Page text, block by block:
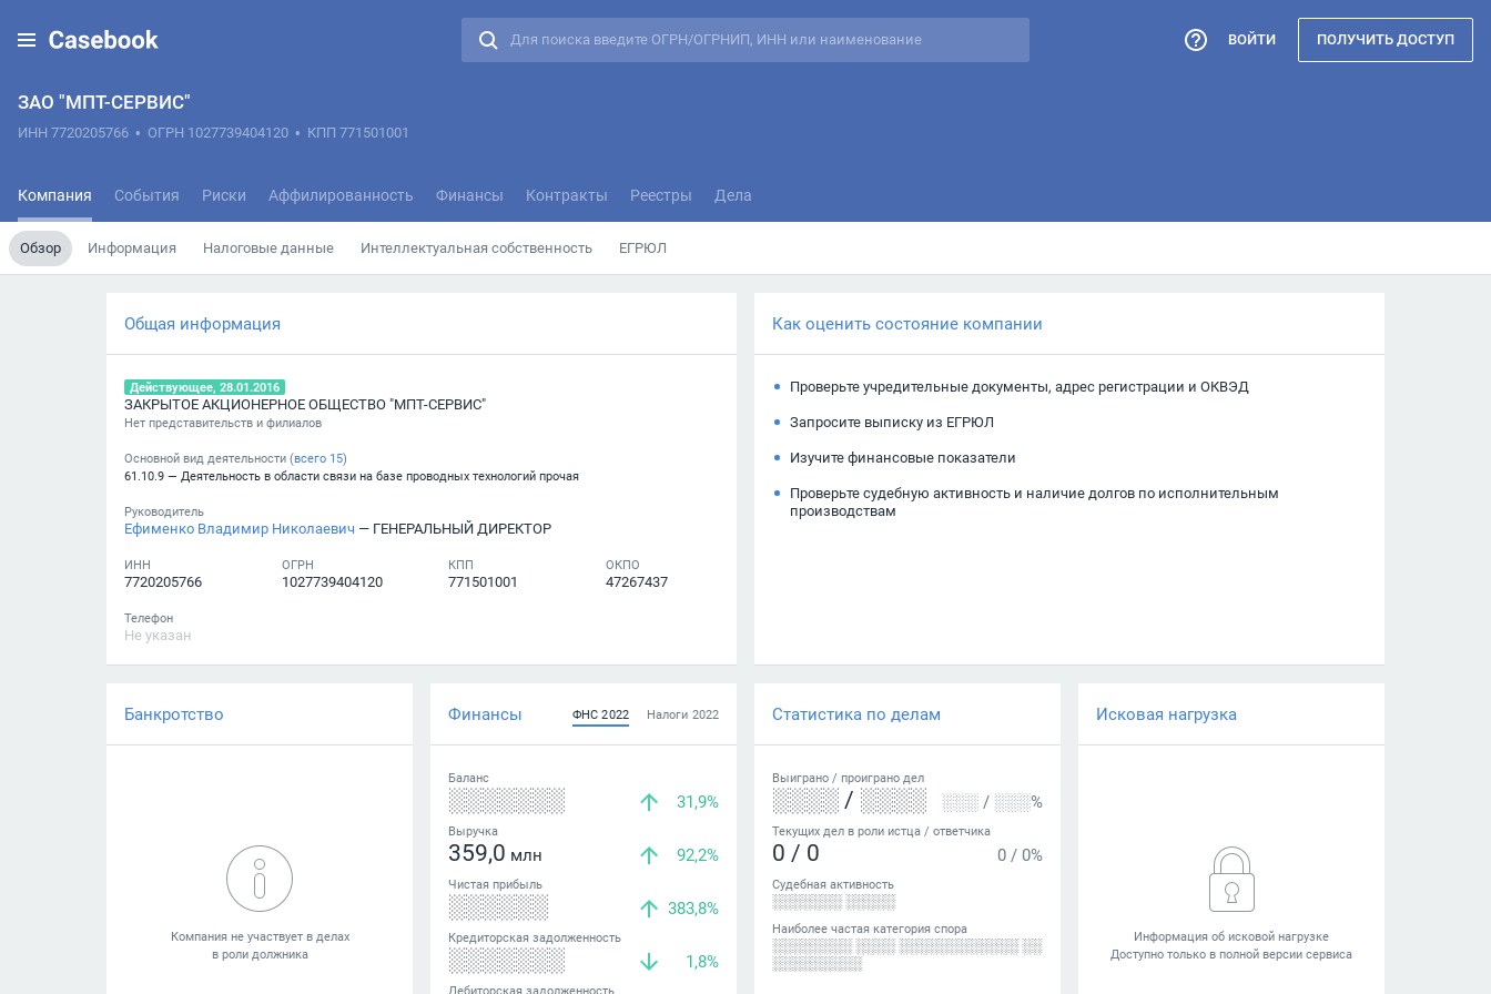
ЗАО "МПТ-СЕРВИС"
ИНН 7720205766 • ОГРН 1027739404120 • КПП 771501001
Компания События Риски Аффилированность Финансы Контракты Реестры Дела
Обзор Информация Налоговые данные Интеллектуальная собственность ЕГРЮЛ
ВОЙТИ ПОЛУЧИТЬ ДОСТУП
Общая информация
Действующее, 28.01.2016
ЗАКРЫТОЕ АКЦИОНЕРНОЕ ОБЩЕСТВО "МПТ-СЕРВИС"
Нет представительств и филиалов
Основной вид деятельности (всего 15)
61.10.9 — Деятельность в области связи на базе проводных технологий прочая
Руководитель
Ефименко Владимир Николаевич — ГЕНЕРАЛЬНЫЙ ДИРЕКТОР
ИНН
7720205766
ОГРН
1027739404120
КПП
771501001
ОКПО
47267437
Телефон
Не указан
Как оценить состояние компании
Проверьте учредительные документы, адрес регистрации и ОКВЭД
Запросите выписку из ЕГРЮЛ
Изучите финансовые показатели
Проверьте судебную активность и наличие долгов по исполнительным
производствам
Банкротство Финансы ФНС 2022 Налоги 2022
Баланс
░░░░░░░ 31,9%
Выручка
359,0 млн 92,2%
Чистая прибыль
░░░░░░ 383,8%
Кредиторская задолженность
░░░░░░░ 1,8%
Дебиторская задолженность
Статистика по делам
Выиграно / проиграно дел
░░░░ / ░░░░ ░░░ / ░░░%
Текущих дел в роли истца / ответчика
0 / 0 0 / 0%
Судебная активность
░░░░░░░ ░░░░░
Наиболее частая категория спора
░░░░░░░░ ░░░░ ░░░░░░░░░░░░ ░░
░░░░░░░░░
Исковая нагрузка